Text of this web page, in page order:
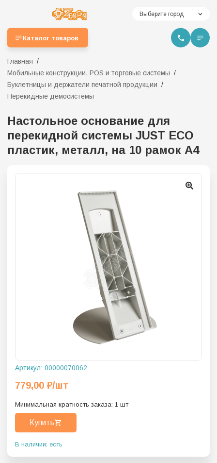
Выберите город
Каталог товаров
Главная
Мобильные конструкции, POS и торговые системы
Буклетницы и держатели печатной продукции
Перекидные демосистемы
Настольное основание для
перекидной системы JUST ECO
пластик, металл, на 10 рамок А4
Артикул: 00000070062
779,00 ₽/шт
Минимальная кратность заказа: 1 шт
Купить
В наличии: есть